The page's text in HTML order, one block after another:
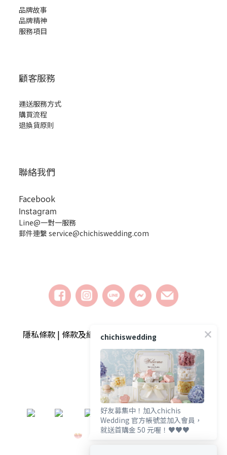
品牌故事
品牌精神
服務項目
顧客服務
運送服務方式
購買流程
退換貨原則
聯絡我們
Facebook
Instagram
Line@一對一服務
郵件連繫 service@chichiswedding.com
隱私條款 | 條款及細則 | 2018 © chichiswedding婚
禮小物
chichiswedding
好友募集中！加入chichis
Wedding 官方帳號並加入會員，
就送首購金 50 元喔！♥️♥️♥️